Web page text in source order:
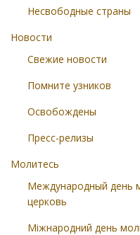
Несвободные страны
Новости
Свежие новости
Помните узников
Освобождены
Пресс-релизы
Молитесь
Международный день
церковь
Міжнародний день